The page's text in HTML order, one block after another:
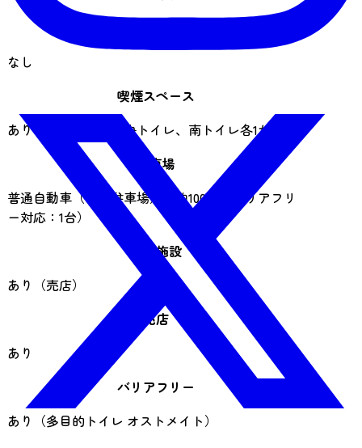
なし
喫煙スペース
あり（北トイレ、中央トイレ、南トイレ各1か所）
駐車場
普通自動車（中央駐車場）：約100台（バリアフリ
ー対応：1台）
飲食施設
あり（売店）
売店
あり
バリアフリー
あり（多目的トイレ オストメイト）